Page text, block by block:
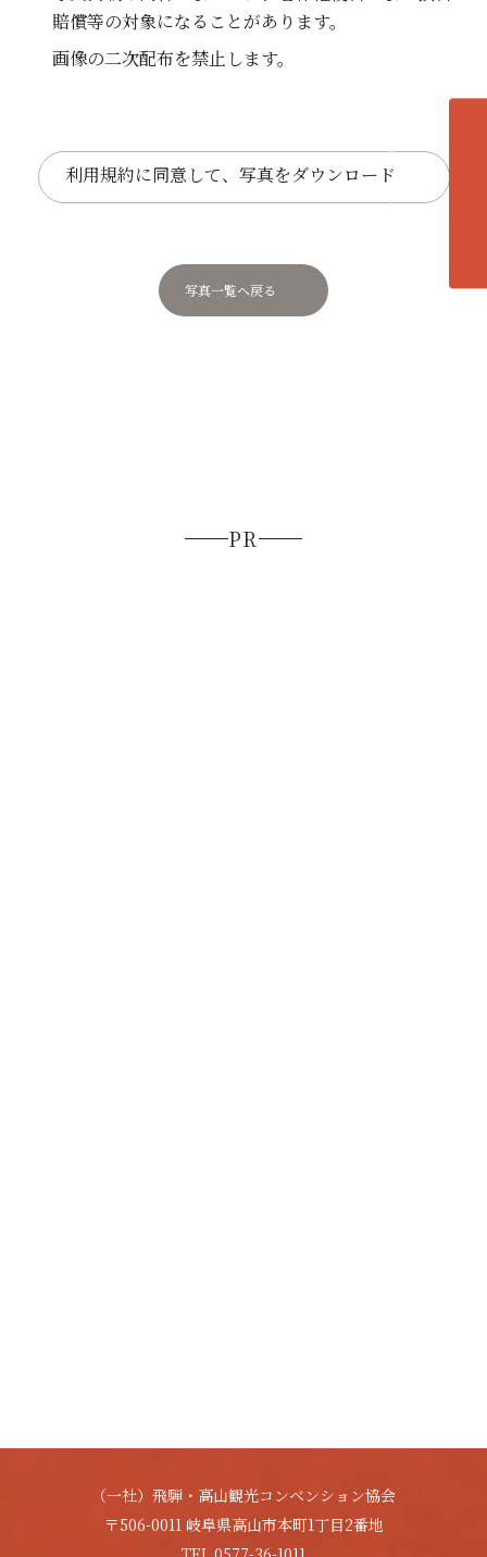
賠償等の対象になることがあります。
画像の二次配布を禁止します。
利用規約に同意して、写真をダウンロード
写真一覧へ戻る
各エリアの紹介へ
PR
（一社）飛騨・高山観光コンベンション協会
〒506-0011 岐阜県高山市本町1丁目2番地